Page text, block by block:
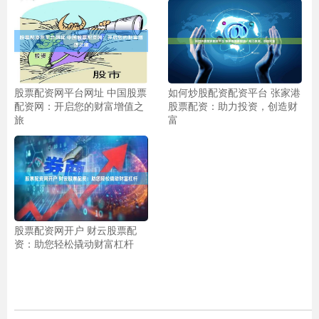
股票配资网平台网址 中国股票
配资网：开启您的财富增值之
旅
如何炒股配资配资平台 张家港
股票配资：助力投资，创造财
富
股票配资网开户 财云股票配
资：助您轻松撬动财富杠杆